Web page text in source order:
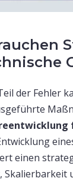
der Fehler
einen
Skalierbarkeit